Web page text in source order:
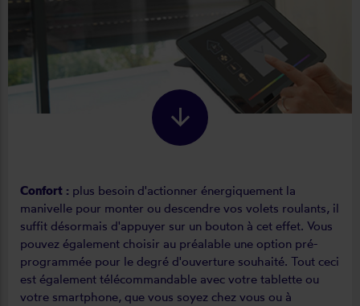
Confort : plus besoin d'actionner énergiquement la
manivelle pour monter ou descendre vos volets roulants, il
suffit désormais d'appuyer sur un bouton à cet effet. Vous
pouvez également choisir au préalable une option pré-
programmée pour le degré d'ouverture souhaité. Tout ceci
est également télécommandable avec votre tablette ou
votre smartphone, que vous soyez chez vous ou à